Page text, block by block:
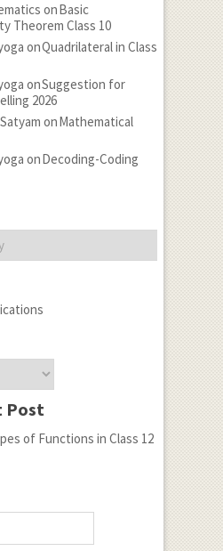
onBasic
Theorem Class 10
onQuadrilateral in Class
onSuggestion for
2026
onMathematical
onDecoding-Coding
Post
of Functions in Class 12